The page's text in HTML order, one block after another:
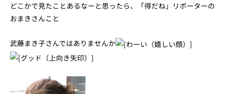
どこかで見たことあるなーと思ったら、「得だね」リポーターの
おまきさんこと
武藤まき子さんではありませんか